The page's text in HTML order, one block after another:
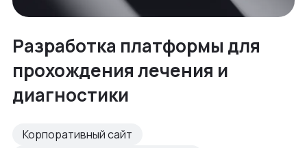
Разработка платформы для
прохождения лечения и
диагностики
Корпоративный сайт